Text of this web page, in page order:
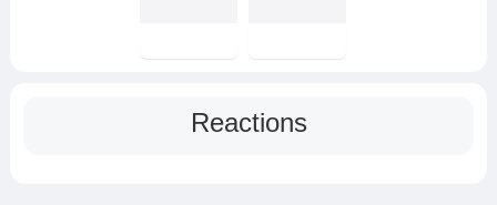
Reactions